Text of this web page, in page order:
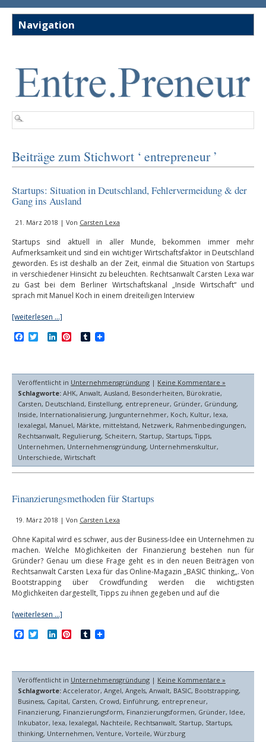
Beiträge zum Stichwort ‘ entrepreneur ’
Startups: Situation in Deutschland, Fehlervermeidung & der
Gang ins Ausland
21. März 2018 | Von Carsten Lexa
Startups sind aktuell in aller Munde, bekommen immer mehr
Aufmerksamkeit und sind ein wichtiger Wirtschaftsfaktor in Deutschland
geworden. Es ist deshalb an der Zeit, einmal die Situation von Startups
in verschiedener Hinsicht zu beleuchten. Rechtsanwalt Carsten Lexa war
zu Gast bei dem Berliner Wirtschaftskanal „Inside Wirtschaft“ und
sprach mit Manuel Koch in einem dreiteiligen Interview
[weiterlesen …]
Facebook
TwitterLinkedIn
PinterestTumblr
Veröffentlicht in Unternehmensgründung | Keine Kommentare »
Schlagworte: AHK, Anwalt, Ausland, Besonderheiten, Bürokratie,
Carsten, Deutschland, Einstellung, entrepreneur, Gründer, Gründung,
Inside, Internationalisierung, Jungunternehmer, Koch, Kultur, lexa,
lexalegal, Manuel, Märkte, mittelstand, Netzwerk, Rahmenbedingungen,
Rechtsanwalt, Regulierung, Scheitern, Startup, Startups,Tipps,
Unternehmen, Unternehmensgründung, Unternehmenskultur,
Unterschiede, Wirtschaft
Finanzierungsmethoden für Startups
19. März 2018 | Von Carsten Lexa
Ohne Kapital wird es schwer, aus der Business-Idee ein Unternehmen zu
machen. Welche Möglichkeiten der Finanzierung bestehen nun für
Gründer? Genau um diese Frage geht es in den neuen Beiträgen von
Rechtsanwalt Carsten Lexa für das Online-Magazin „BASIC thinking„. Von
Bootstrapping über Crowdfunding werden die wichtigsten
Möglichkeiten dargestellt, Tipps zu ihnen gegeben und auf die
[weiterlesen …]
Facebook
TwitterLinkedIn
PinterestTumblr
Veröffentlicht in Unternehmensgründung | Keine Kommentare »
Schlagworte: Accelerator, Angel, Angels, Anwalt, BASIC, Bootstrapping,
Business, Capital, Carsten, Crowd, Einführung, entrepreneur,
Finanzierung, Finanzierungsform, Finanzierungsformen, Gründer, Idee,
Inkubator, lexa, lexalegal, Nachteile, Rechtsanwalt, Startup, Startups,
thinking, Unternehmen, Venture, Vorteile, Würzburg